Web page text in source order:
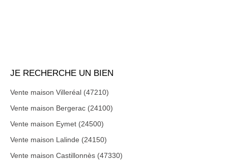
JE RECHERCHE UN BIEN
Vente maison Villeréal (47210)
Vente maison Bergerac (24100)
Vente maison Eymet (24500)
Vente maison Lalinde (24150)
Vente maison Castillonnès (47330)